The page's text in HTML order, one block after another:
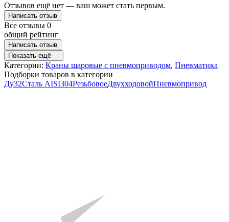
Отзывов ещё нет — ваш может стать первым.
Написать отзыв
Все отзывы 0
общий рейтинг
Написать отзыв
Показать ещё
Категории: Краны шаровые с пневмоприводом, Пневматика
Подборки товаров в категории
Ду32Сталь AISI304РезьбовоеДвухходовойПневмопривод